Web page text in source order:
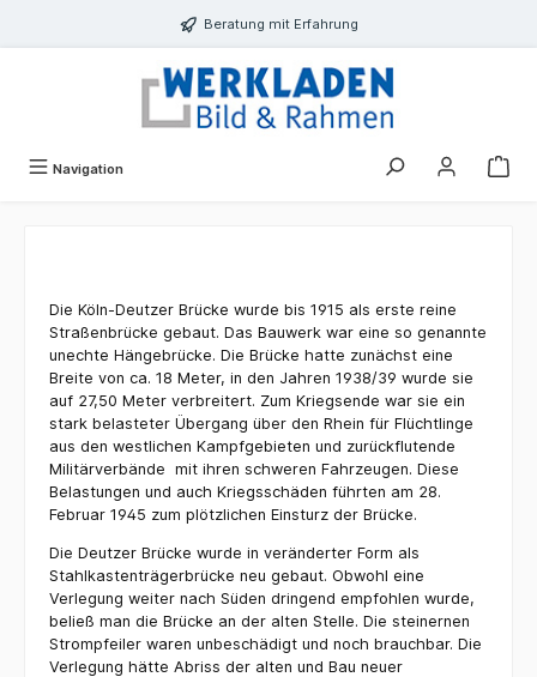
Beratung mit Erfahrung
Navigation
Die Köln-Deutzer Brücke wurde bis 1915 als erste reine
Straßenbrücke gebaut. Das Bauwerk war eine so genannte
unechte Hängebrücke. Die Brücke hatte zunächst eine
Breite von ca. 18 Meter, in den Jahren 1938/39 wurde sie
auf 27,50 Meter verbreitert. Zum Kriegsende war sie ein
stark belasteter Übergang über den Rhein für Flüchtlinge
aus den westlichen Kampfgebieten und zurückflutende
Militärverbände mit ihren schweren Fahrzeugen. Diese
Belastungen und auch Kriegsschäden führten am 28.
Februar 1945 zum plötzlichen Einsturz der Brücke.
Die Deutzer Brücke wurde in veränderter Form als
Stahlkastenträgerbrücke neu gebaut. Obwohl eine
Verlegung weiter nach Süden dringend empfohlen wurde,
beließ man die Brücke an der alten Stelle. Die steinernen
Strompfeiler waren unbeschädigt und noch brauchbar. Die
Verlegung hätte Abriss der alten und Bau neuer